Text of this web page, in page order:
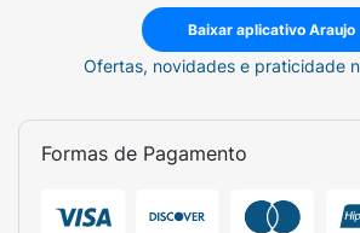
Baixar aplicativo Araujo
Ofertas, novidades e praticidade
Formas de Pagamento